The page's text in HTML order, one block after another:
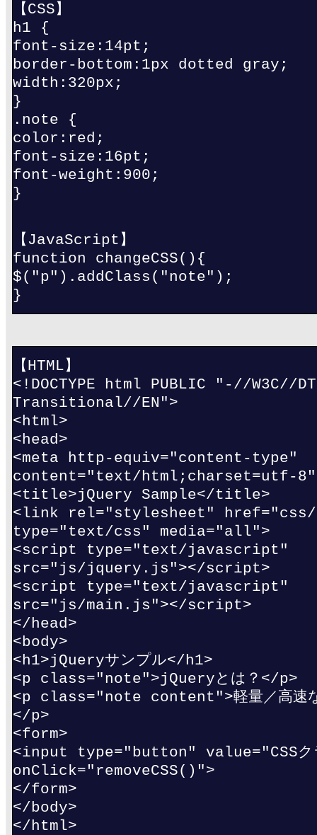
【CSS】
h1 {
font-size:14pt;
border-bottom:1px dotted gray;
width:320px;
}
.note {
color:red;
font-size:16pt;
font-weight:900;
}
【JavaScript】
function changeCSS(){
$("p").addClass("note");
}
【HTML】
<!DOCTYPE html PUBLIC "-//W3C//
Transitional//EN">
<html>
<head>
<meta http-equiv="content-type"
content="text/html;charset=utf-
<title>jQuery Sample</title>
<link rel="stylesheet" href="css/
type="text/css" media="all">
<script type="text/javascript"
src="js/jquery.js"></script>
<script type="text/javascript"
src="js/main.js"></script>
</head>
<body>
<h1>jQueryサンプル</h1>
<p class="note">jQueryとは？</p>
<p class="note content">軽量／高速な
</p>
<form>
<input type="button" value="CSSク
onClick="removeCSS()">
</form>
</body>
</html>